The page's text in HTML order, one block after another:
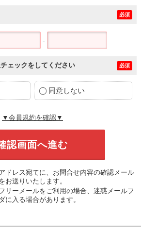
必須
-
ェックをしてください 必須
同意しない
▼会員規約を確認▼
ドレス宛てに、お問合せ内容の確認メール
お送りいたします。
リーメールをご利用の場合、迷惑メールフ
に入る場合があります。